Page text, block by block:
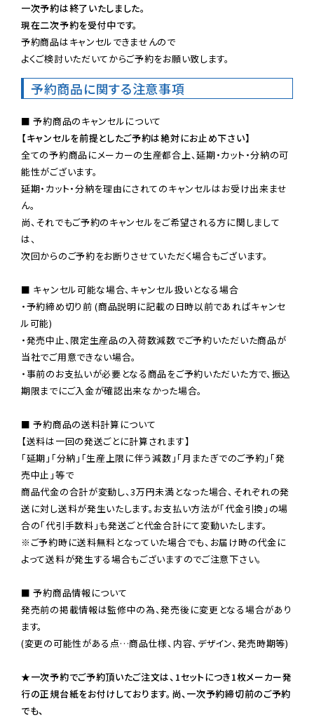
一次予約は終了いたしました。
現在二次予約を受付中です。
予約商品はキャンセルできませんので
よくご検討いただいてからご予約をお願い致します。
予約商品に関する注意事項
【キャンセルを前提としたご予約は絶対にお止め下さい】
全ての予約商品にメーカーの生産都合上、延期・カット・分納の可
能性がございます。
延期・カット・分納を理由にされてのキャンセルはお受け出来ませ
ん。
尚、それでもご予約のキャンセルをご希望される方に関しまして
は、
次回からのご予約をお断りさせていただく場合もございます。
■ キャンセル可能な場合、キャンセル扱いとなる場合
・予約締め切り前 (商品説明に記載の日時以前であればキャンセ
ル可能)
・発売中止、限定生産品の入荷数減数でご予約いただいた商品が
当社でご用意できない場合。
・事前のお支払いが必要となる商品をご予約いただいた方で、振込
期限までにご入金が確認出来なかった場合。
■ 予約商品の送料計算について
【送料は一回の発送ごとに計算されます】
「延期」「分納」「生産上限に伴う減数」「月またぎでのご予約」「発
売中止」等で
商品代金の合計が変動し、3万円未満となった場合、それぞれの発
送に対し送料が発生いたします。お支払い方法が「代金引換」の場
※ご予約時に送料無料となっていた場合でも、お届け時の代金に
よって送料が発生する場合もございますのでご注意下さい。
■ 予約商品情報について
発売前の掲載情報は監修中の為、発売後に変更となる場合があり
ます。
(変更の可能性がある点…商品仕様、内容、デザイン、発売時期等)
★一次予約でご予約頂いたご注文は、1セットにつき1枚メーカー発
行の正規台紙をお付けしております。尚、一次予約締切前のご予約
でも、